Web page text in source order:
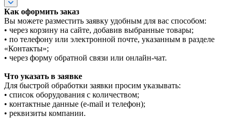
Как оформить заказ
Вы можете разместить заявку удобным для вас способом:
• через корзину на сайте, добавив выбранные товары;
• по телефону или электронной почте, указанным в разделе
«Контакты»;
• через форму обратной связи или онлайн-чат.
Что указать в заявке
Для быстрой обработки заявки просим указывать:
• список оборудования с количеством;
• контактные данные (e-mail и телефон);
• реквизиты компании.